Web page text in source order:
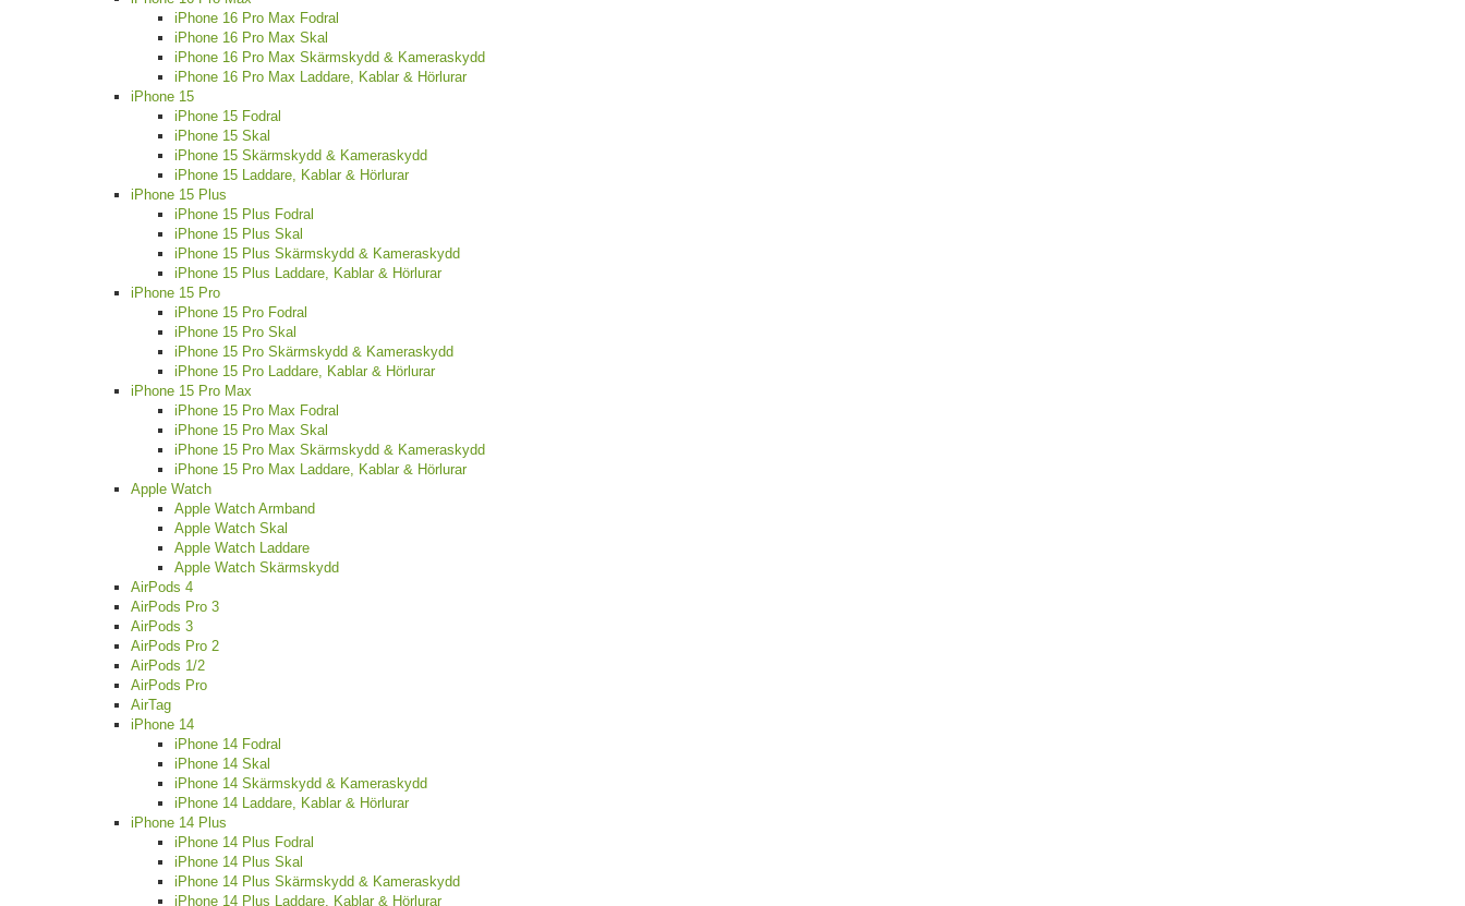
iPhone 16 Pro Max Fodral
iPhone 16 Pro Max Skal
iPhone 16 Pro Max Skärmskydd & Kameraskydd
iPhone 16 Pro Max Laddare, Kablar & Hörlurar
iPhone 15
iPhone 15 Fodral
iPhone 15 Skal
iPhone 15 Skärmskydd & Kameraskydd
iPhone 15 Laddare, Kablar & Hörlurar
iPhone 15 Plus
iPhone 15 Plus Fodral
iPhone 15 Plus Skal
iPhone 15 Plus Skärmskydd & Kameraskydd
iPhone 15 Plus Laddare, Kablar & Hörlurar
iPhone 15 Pro
iPhone 15 Pro Fodral
iPhone 15 Pro Skal
iPhone 15 Pro Skärmskydd & Kameraskydd
iPhone 15 Pro Laddare, Kablar & Hörlurar
iPhone 15 Pro Max
iPhone 15 Pro Max Fodral
iPhone 15 Pro Max Skal
iPhone 15 Pro Max Skärmskydd & Kameraskydd
iPhone 15 Pro Max Laddare, Kablar & Hörlurar
Apple Watch
Apple Watch Armband
Apple Watch Skal
Apple Watch Laddare
Apple Watch Skärmskydd
AirPods 4
AirPods Pro 3
AirPods 3
AirPods Pro 2
AirPods 1/2
AirPods Pro
AirTag
iPhone 14
iPhone 14 Fodral
iPhone 14 Skal
iPhone 14 Skärmskydd & Kameraskydd
iPhone 14 Laddare, Kablar & Hörlurar
iPhone 14 Plus
iPhone 14 Plus Fodral
iPhone 14 Plus Skal
iPhone 14 Plus Skärmskydd & Kameraskydd
iPhone 14 Plus Laddare, Kablar & Hörlurar